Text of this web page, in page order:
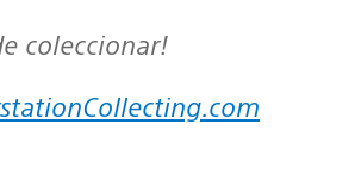
de coleccionar!